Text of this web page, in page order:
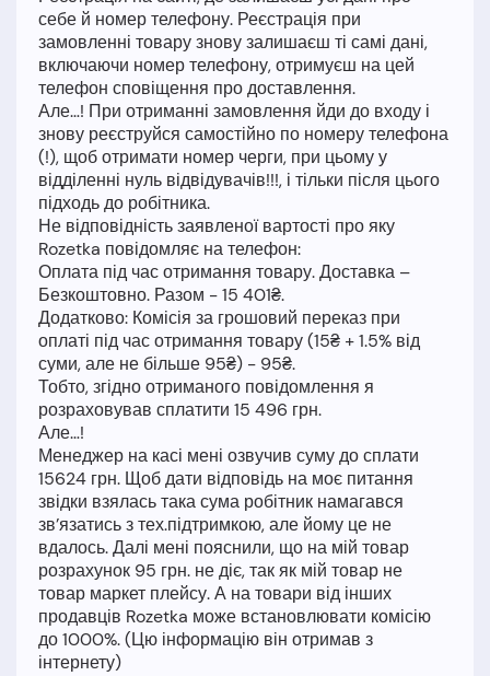
себе й номер телефону. Реєстрація при
замовленні товару знову залишаєш ті самі дані,
включаючи номер телефону, отримуєш на цей
телефон сповіщення про доставлення.
Але…! При отриманні замовлення йди до входу і
знову реєструйся самостійно по номеру телефона
(!), щоб отримати номер черги, при цьому у
відділенні нуль відвідувачів!!!, і тільки після цього
підходь до робітника.
Не відповідність заявленої вартості про яку
Rozetka повідомляє на телефон:
Оплата під час отримання товару. Доставка –
Безкоштовно. Разом - 15 401₴.
Додатково: Комісія за грошовий переказ при
оплаті під час отримання товару (15₴ + 1.5% від
суми, але не більше 95₴) - 95₴.
Тобто, згідно отриманого повідомлення я
розраховував сплатити 15 496 грн.
Але…!
Менеджер на касі мені озвучив суму до сплати
15624 грн. Щоб дати відповідь на моє питання
звідки взялась така сума робітник намагався
зв’язатись з тех.підтримкою, але йому це не
вдалось. Далі мені пояснили, що на мій товар
розрахунок 95 грн. не діє, так як мій товар не
товар маркет плейсу. А на товари від інших
продавців Rozetka може встановлювати комісію
до 1000%. (Цю інформацію він отримав з
інтернету)